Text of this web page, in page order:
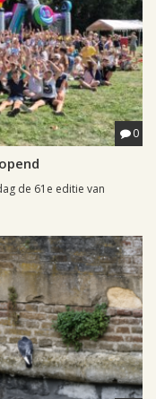
0
de 61e editie van